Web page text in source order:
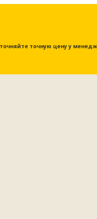
точную цену у